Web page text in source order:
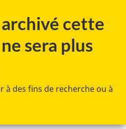
au
principal
à
Au
»
à
version
cette
sera plus
à des fins de recherche ou à